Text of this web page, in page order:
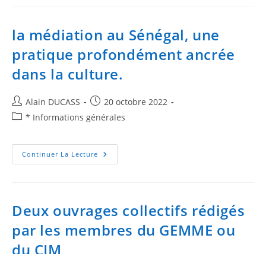
la médiation au Sénégal, une
pratique profondément ancrée
dans la culture.
Alain DUCASS
20 octobre 2022
* Informations générales
Continuer La Lecture
Deux ouvrages collectifs rédigés
par les membres du GEMME ou
du CIM